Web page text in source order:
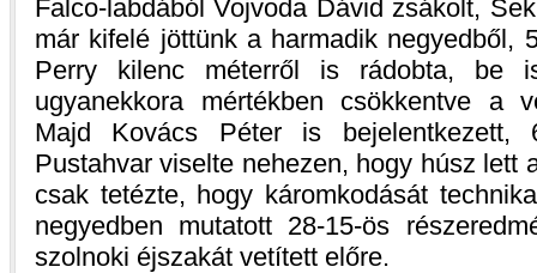
Falco-labdából Vojvoda Dávid zsákolt,
már kifelé jöttünk a harmadik negyedből,
Perry kilenc méterről is rádobta, be
ugyanekkora mértékben csökkentve a
Majd Kovács Péter is bejelentkezett,
Pustahvar viselte nehezen, hogy húsz lett
csak tetézte, hogy káromkodását
negyedben mutatott 28-15-ös
szolnoki éjszakát vetített előre.